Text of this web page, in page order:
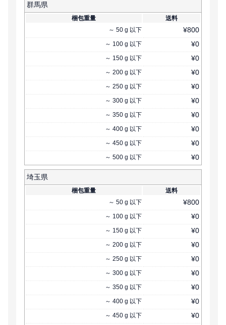
群馬県
梱包重量
送料
～ 50 g 以下 ¥800
～ 100 g 以下 ¥0
～ 150 g 以下 ¥0
～ 200 g 以下 ¥0
～ 250 g 以下 ¥0
～ 300 g 以下 ¥0
～ 350 g 以下 ¥0
～ 400 g 以下 ¥0
～ 450 g 以下 ¥0
～ 500 g 以下 ¥0
埼玉県
梱包重量
送料
～ 50 g 以下 ¥800
～ 100 g 以下 ¥0
～ 150 g 以下 ¥0
～ 200 g 以下 ¥0
～ 250 g 以下 ¥0
～ 300 g 以下 ¥0
～ 350 g 以下 ¥0
～ 400 g 以下 ¥0
～ 450 g 以下 ¥0